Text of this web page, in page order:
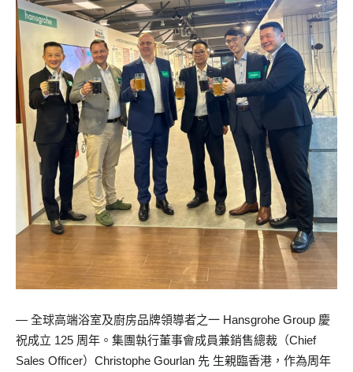
— 全球高端浴室及廚房品牌領導者之一 Hansgrohe Group 慶
祝成立 125 周年。集團執行董事會成員兼銷售總裁（Chief
Sales Officer）Christophe Gourlan 先 生親臨香港，作為周年